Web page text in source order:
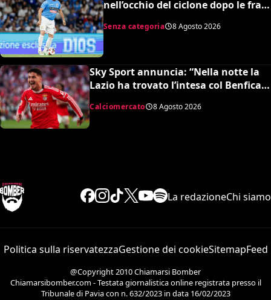
nell’occhio del ciclone dopo le frasi
shock su Mario Roggero
Senza categoria 8 Agosto 2026
Sky Sport annuncia: “Nella notte la
Lazio ha trovato l’intesa col Benfica
giocatore”
Calciomercato 8 Agosto 2026
La redazioneChi siamo
Politica sulla riservatezzaGestione dei cookieSitemapFeed
@Copyright 2010 Chiamarsi Bomber
Chiamarsibomber.com - Testata giornalistica online registrata presso il
Tribunale di Pavia con n. 632/2023 in data 16/02/2023